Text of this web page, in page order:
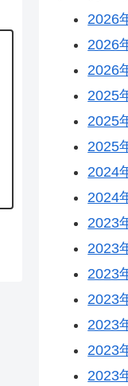
2026
2026
2026
2025
2025
2025
2024
2024
2023
2023
2023
2023
2023
2023
2023